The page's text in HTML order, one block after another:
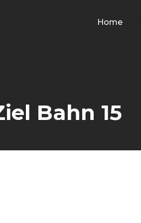
Home
Bahn 15